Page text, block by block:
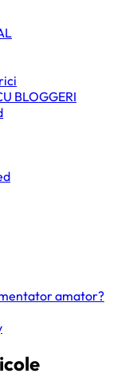
BLOGGERI
amator?